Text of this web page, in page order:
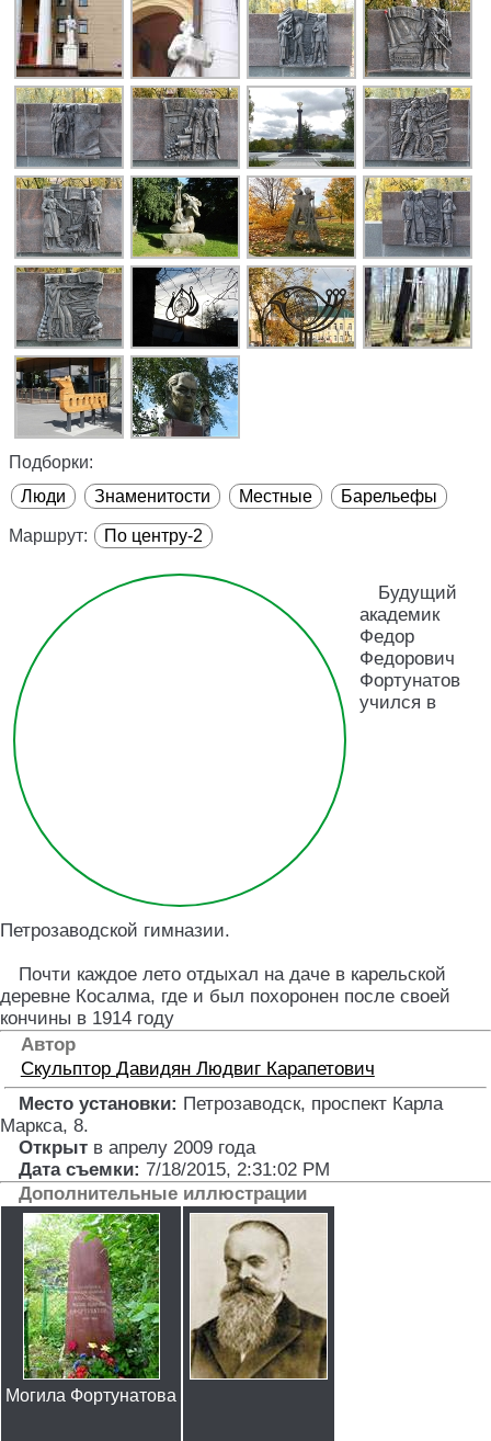
Подборки:
Люди
Знаменитости Местные Барельефы
Маршрут: По центру-2
Будущий
академик
Федор
Федорович
Фортунатов
учился в
Петрозаводской гимназии.
Почти каждое лето отдыхал на даче в карельской
деревне Косалма, где и был похоронен после своей
кончины в 1914 году
Автор
Скульптор Давидян Людвиг Карапетович
Место установки: Петрозаводск, проспект Карла
Маркса, 8.
Открыт в апрелу 2009 года
Дата съемки: 7/18/2015, 2:31:02 PM
Дополнительные иллюстрации
Могила Фортунатова